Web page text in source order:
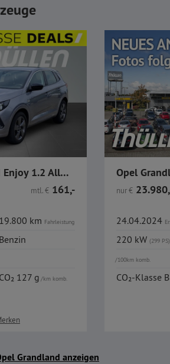
Opel Grandland Enjoy 1.2 Allwetter Sitzheizung PDC
mtl.€ 161,-
19.800 km Fahrleistung
Benzin
CO₂ 127 g/km komb.
nur€
24.04.2024
220 kW (299 PS)
/100km komb.
CO₂-Klasse B
Grandland anzeigen